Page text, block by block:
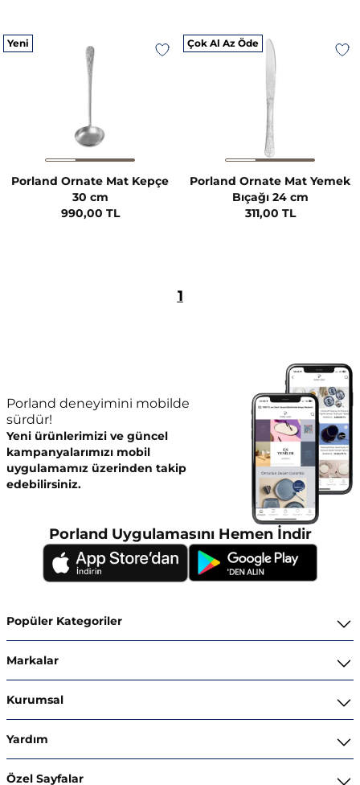
Yeni
Porland Ornate Mat Kepçe
30 cm
990,00 TL
Çok Al Az Öde
Porland Ornate Mat Yemek
Bıçağı 24 cm
311,00 TL
1
Porland deneyimini mobilde
sürdür!
Yeni ürünlerimizi ve güncel
kampanyalarımızı mobil
uygulamamız üzerinden takip
edebilirsiniz.
Porland Uygulamasını Hemen İndir
Popüler Kategoriler
Kahvaltı ve İkram Takımları
Kahve ve Çay Gereçleri
Markalar
Superior Bone Porcelain
Ghidini Italy
Kurumsal
İnsan Kaynakları
Yardım
Özel Sayfalar